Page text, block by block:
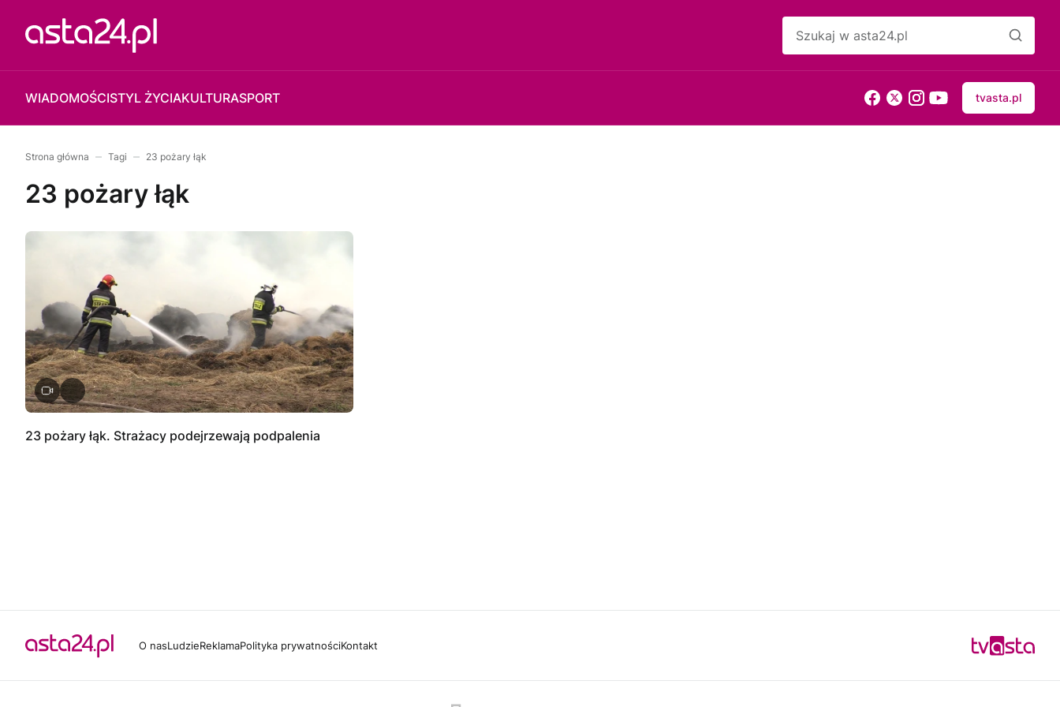
WIADOMOŚCISTYL ŻYCIAKULTURASPORT tvasta.pl
Strona główna Tagi 23 pożary łąk
23 pożary łąk
23 pożary łąk. Strażacy podejrzewają podpalenia
O nasLudzieReklamaPolityka prywatnościKontakt